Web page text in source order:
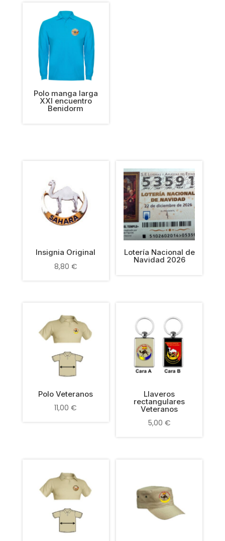
Polo manga larga
XXI encuentro
Benidorm
Insignia Original
8,80 €
Lotería Nacional de
Navidad 2026
Polo Veteranos
11,00€
Llaveros
rectangulares
Veteranos
5,00 €